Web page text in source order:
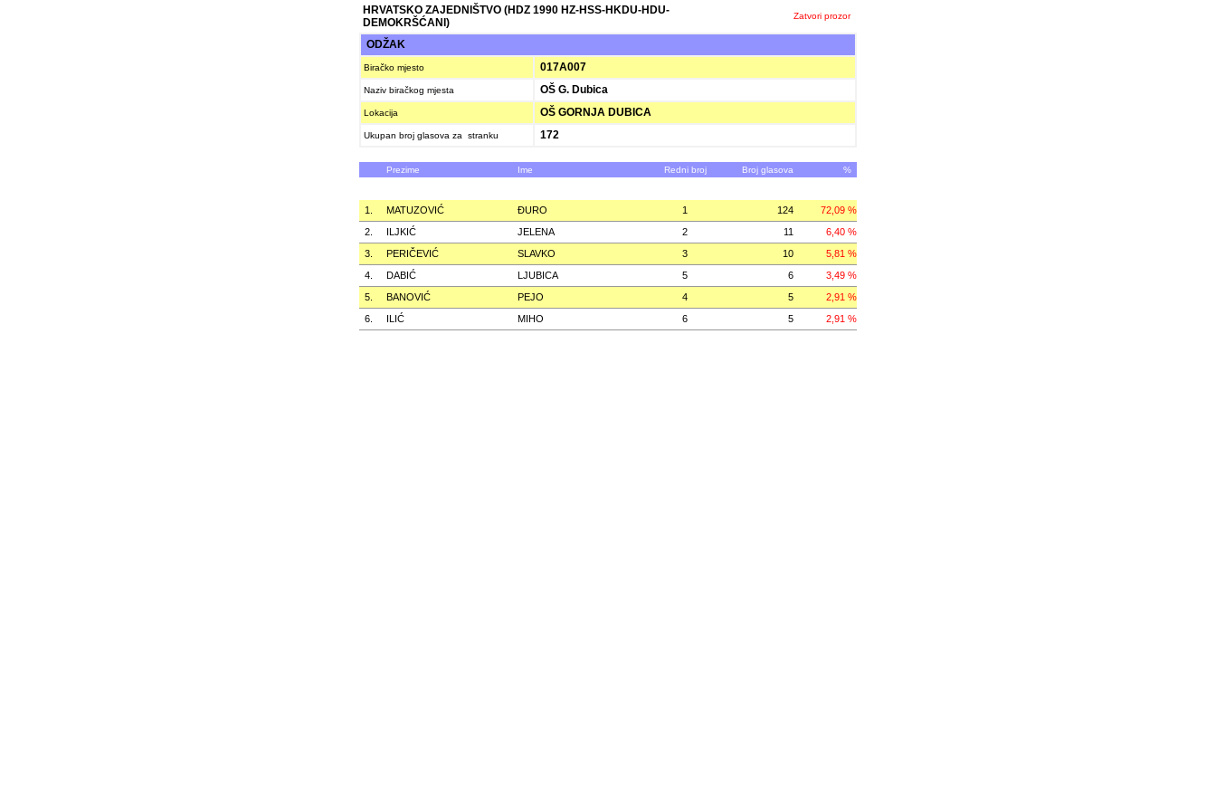
HRVATSKO ZAJEDNIŠTVO (HDZ 1990 HZ-HSS-HKDU-HDU-
DEMOKRŠĆANI)
Zatvori prozor
ODŽAK
Biračko mjesto 017A007
Naziv biračkog mjesta OŠ G. Dubica
Lokacija OŠ GORNJA DUBICA
Ukupan broj glasova za stranku 172
Prezime Ime Redni broj Broj glasova %
1. MATUZOVIĆ ÐURO 1 124
72,09 %
2.
ILJKIĆ JELENA 2 11
6,40 %
3.
PERIČEVIĆ SLAVKO 3 10
5,81 %
4.
DABIĆ LJUBICA 5 6
3,49 %
5.
BANOVIĆ PEJO 4 5
2,91 %
6.
ILIĆ MIHO 6 5 2,91 %